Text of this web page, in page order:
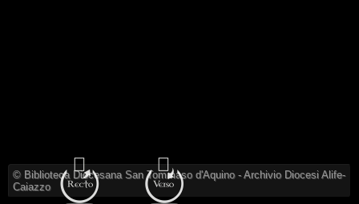
© Biblioteca Diocesana San Tommaso d'Aquino - Archivio Diocesi Alife-
Caiazzo